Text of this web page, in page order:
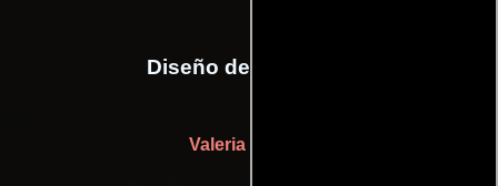
Diseño de vestuario
Valeria Stefani